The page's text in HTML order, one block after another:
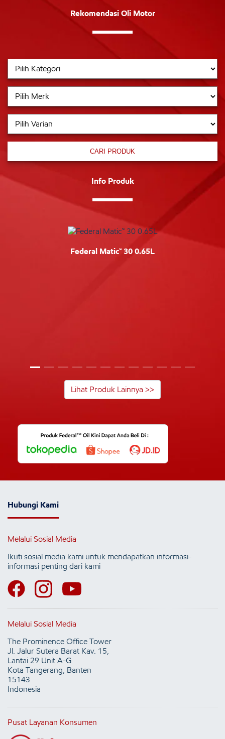
Rekomendasi Oli Motor
CARI PRODUK
Info Produk
Federal Matic™ 30 0.65L
Lihat Produk Lainnya >>
Hubungi Kami
Melalui Sosial Media
Ikuti sosial media kami untuk mendapatkan informasi-
informasi penting dari kami
Melalui Sosial Media
The Prominence Office Tower
Jl. Jalur Sutera Barat Kav. 15,
Lantai 29 Unit A-G
Kota Tangerang, Banten
15143
Indonesia
Pusat Layanan Konsumen